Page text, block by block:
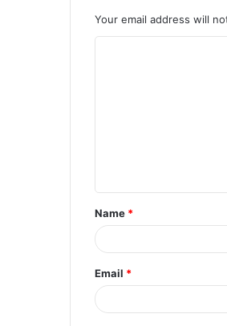
Your email address will
t
*
Name *
Email *